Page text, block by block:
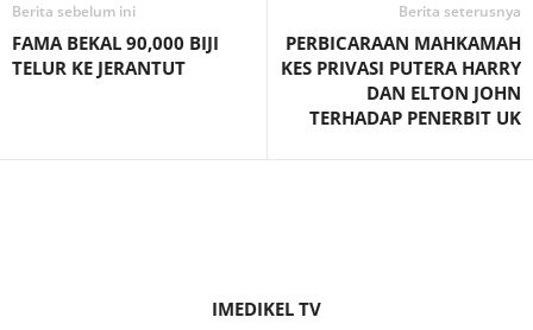
Berita sebelum ini
FAMA BEKAL 90,000 BIJI
TELUR KE JERANTUT
Berita seterusnya
PERBICARAAN MAHKAMAH
KES PRIVASI PUTERA HARRY
DAN ELTON JOHN
TERHADAP PENERBIT UK
IMEDIKEL TV